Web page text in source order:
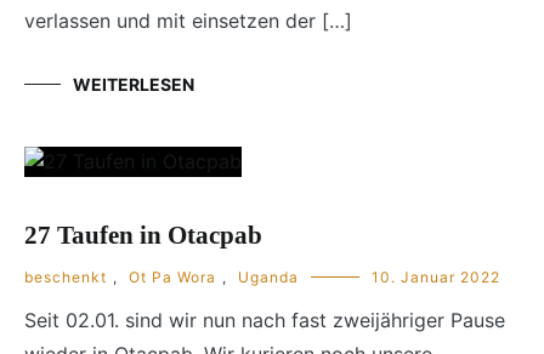
verlassen und mit einsetzen der […]
WEITERLESEN
27 Taufen in Otacpab
beschenkt , Ot Pa Wora , Uganda 10. Januar 2022
Seit 02.01. sind wir nun nach fast zweijähriger Pause